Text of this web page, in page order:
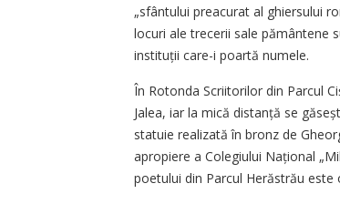
„sfântului preacurat al ghiersului
locuri ale trecerii sale pământene
instituții care-i poartă numele.
În Rotonda Scriitorilor din Parcul
Jalea, iar la mică distanță se
statuie realizată în bronz de
apropiere a Colegiului Național
poetului din Parcul Herăstrău este